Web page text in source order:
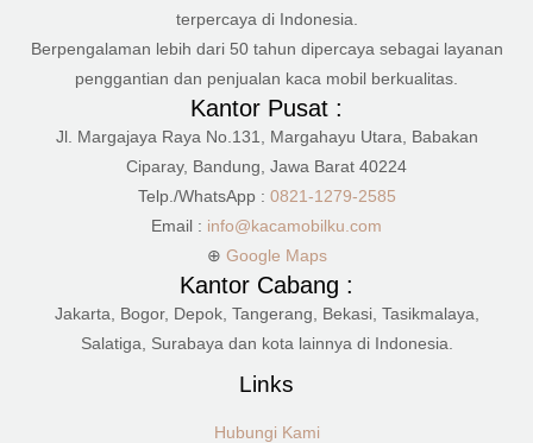
terpercaya di Indonesia.
Berpengalaman lebih dari 50 tahun dipercaya sebagai layanan
penggantian dan penjualan kaca mobil berkualitas.
Kantor Pusat :
Jl. Margajaya Raya No.131, Margahayu Utara, Babakan
Ciparay, Bandung, Jawa Barat 40224
Telp./WhatsApp : 0821-1279-2585
Email : info@kacamobilku.com
⊕ Google Maps
Kantor Cabang :
Jakarta, Bogor, Depok, Tangerang, Bekasi, Tasikmalaya,
Salatiga, Surabaya dan kota lainnya di Indonesia.
Links
Hubungi Kami